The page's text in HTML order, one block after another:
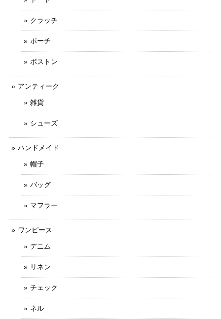
クラッチ
ポーチ
ボストン
アンティーク
雑貨
シューズ
ハンドメイド
帽子
バッグ
マフラー
ワンピース
デニム
リネン
チェック
ネル